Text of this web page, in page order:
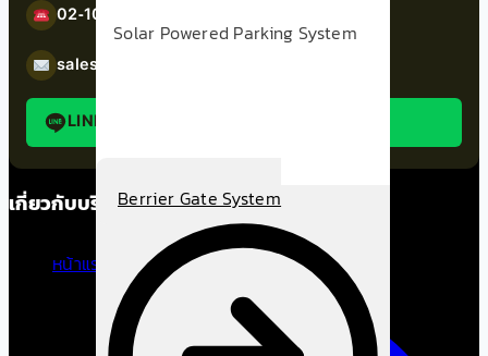
Solar Powered Parking System
Berrier Gate System
02-105-4034
sales@dollysolutions.com
LINE: @dpark168
เกี่ยวกับบริษัท
หน้าแรก